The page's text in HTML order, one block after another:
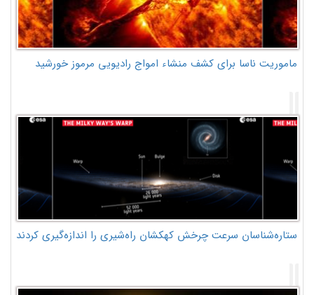
ماموریت ناسا برای کشف منشاء امواج رادیویی مرموز خورشید
ستاره‌شناسان سرعت چرخش کهکشان راه‌شیری را اندازه‌گیری کردند